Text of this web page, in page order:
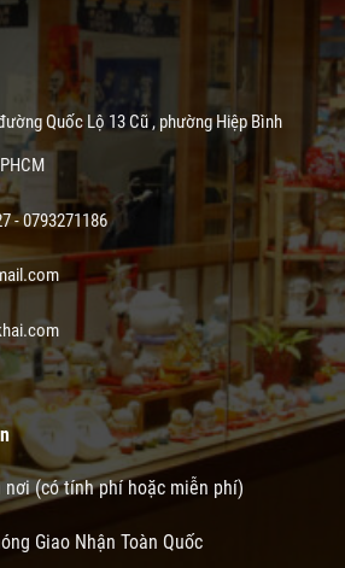
Quốc Lộ 13 Cũ , phường Hiệp Bình
- 0793271186
nơi (có tính phí hoặc miễn phí)
Giao Nhận Toàn Quốc